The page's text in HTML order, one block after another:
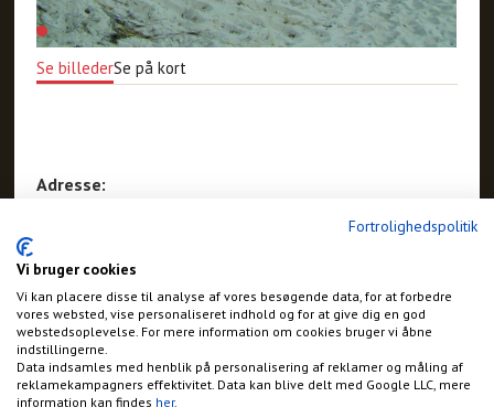
Fortrolighedspolitik
Vi bruger cookies
Vi kan placere disse til analyse af vores besøgende data, for at forbedre
vores websted, vise personaliseret indhold og for at give dig en god
webstedsoplevelse. For mere information om cookies bruger vi åbne
indstillingerne.
Data indsamles med henblik på personalisering af reklamer og måling af
reklamekampagners effektivitet. Data kan blive delt med Google LLC, mere
information kan findes her.
Se billederSe på kort
Adresse: